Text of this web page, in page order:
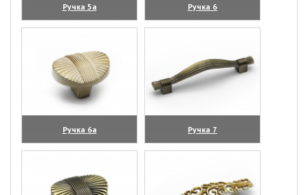
Ручка 5а
(увеличить)
Ручка 6
(увеличить)
Ручка 6а
(увеличить)
Ручка 7
(увеличить)